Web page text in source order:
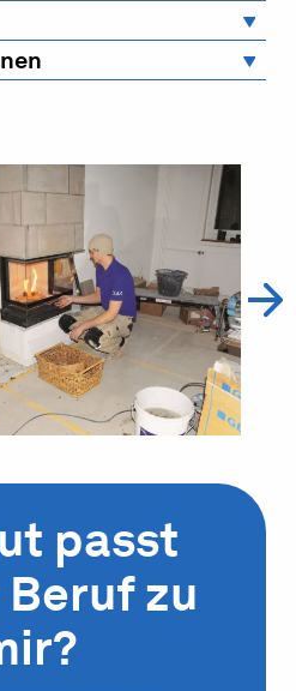
passt
zu